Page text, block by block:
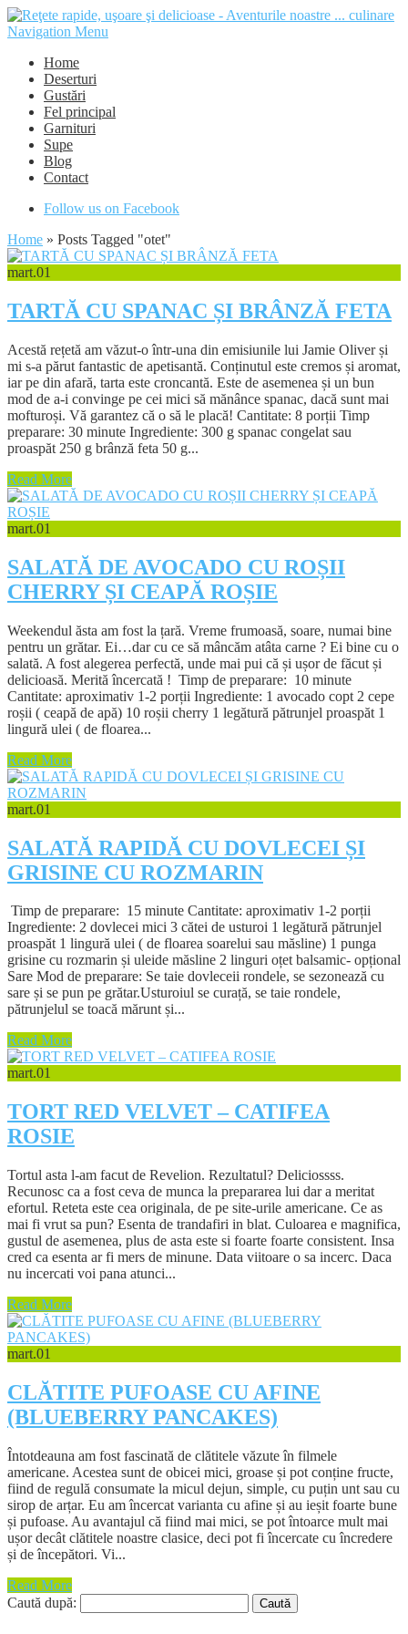
Navigation Menu
Home
Deserturi
Gustări
Fel principal
Garnituri
Supe
Blog
Contact
Follow us on Facebook
Home » Posts Tagged "otet"
mart.01
TARTĂ CU SPANAC ȘI BRÂNZĂ FETA
Acestă rețetă am văzut-o într-una din emisiunile lui Jamie Oliver și
mi s-a părut fantastic de apetisantă. Conținutul este cremos și aromat,
iar pe din afară, tarta este croncantă. Este de asemenea și un bun
mod de a-i convinge pe cei mici să mănânce spanac, dacă sunt mai
mofturoși. Vă garantez că o să le placă! Cantitate: 8 porții Timp
preparare: 30 minute Ingrediente: 300 g spanac congelat sau
proaspăt 250 g brânză feta 50 g...
Read More
mart.01
SALATĂ DE AVOCADO CU ROȘII
CHERRY ȘI CEAPĂ ROȘIE
Weekendul ăsta am fost la țară. Vreme frumoasă, soare, numai bine
pentru un grătar. Ei…dar cu ce să mâncăm atâta carne ? Ei bine cu o
salată. A fost alegerea perfectă, unde mai pui că și ușor de făcut și
delicioasă. Merită încercată ! Timp de preparare: 10 minute
Cantitate: aproximativ 1-2 porții Ingrediente: 1 avocado copt 2 cepe
roșii ( ceapă de apă) 10 roșii cherry 1 legătură pătrunjel proaspăt 1
lingură ulei ( de floarea...
Read More
mart.01
SALATĂ RAPIDĂ CU DOVLECEI ȘI
GRISINE CU ROZMARIN
Timp de preparare: 15 minute Cantitate: aproximativ 1-2 porții
Ingrediente: 2 dovlecei mici 3 cătei de usturoi 1 legătură pătrunjel
proaspăt 1 lingură ulei ( de floarea soarelui sau măsline) 1 punga
grisine cu rozmarin și uleide măsline 2 linguri oțet balsamic- opțional
Sare Mod de preparare: Se taie dovleceii rondele, se sezonează cu
sare și se pun pe grătar.Usturoiul se curață, se taie rondele,
pătrunjelul se toacă mărunt și...
Read More
mart.01
TORT RED VELVET – CATIFEA
ROSIE
Tortul asta l-am facut de Revelion. Rezultatul? Deliciossss.
Recunosc ca a fost ceva de munca la prepararea lui dar a meritat
efortul. Reteta este cea originala, de pe site-urile americane. Ce as
mai fi vrut sa pun? Esenta de trandafiri in blat. Culoarea e magnifica,
gustul de asemenea, plus de asta este si foarte foarte consistent. Insa
cred ca esenta ar fi mers de minune. Data viitoare o sa incerc. Daca
nu incercati voi pana atunci...
Read More
mart.01
CLĂTITE PUFOASE CU AFINE
(BLUEBERRY PANCAKES)
Întotdeauna am fost fascinată de clătitele văzute în filmele
americane. Acestea sunt de obicei mici, groase și pot conține fructe,
fiind de regulă consumate la micul dejun, simple, cu puțin unt sau cu
sirop de arțar. Eu am încercat varianta cu afine și au ieșit foarte bune
și pufoase. Au avantajul că fiind mai mici, se pot întoarce mult mai
ușor decât clătitele noastre clasice, deci pot fi încercate cu încredere
și de începători. Vi...
Read More
Caută după: